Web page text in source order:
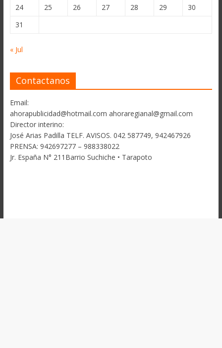
24
25 26 27 28 29
30
31
« Jul
Contactanos
Email:
ahorapublicidad@hotmail.com ahoraregianal@gmail.com
Director interino:
José Arias Padilla TELF. AVISOS. 042 587749, 942467926
PRENSA: 942697277 – 988338022
Jr. España N° 211Barrio Suchiche • Tarapoto